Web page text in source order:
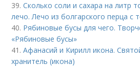
39.Сколько соли и сахара на литр
лечо. Лечо из болгарского перца с
40. Рябиновые бусы для чего.
«Рябиновые бусы»
41.Афанасий и Кирилл икона.
хранитель (икона)